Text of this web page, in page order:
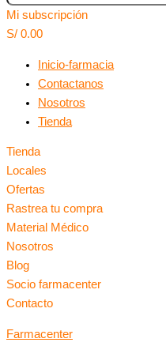
Mi subscripción
S/ 0.00
Inicio-farmacia
Contactanos
Nosotros
Tienda
Tienda
Locales
Ofertas
Rastrea tu compra
Material Médico
Nosotros
Blog
Socio farmacenter
Contacto
Farmacenter